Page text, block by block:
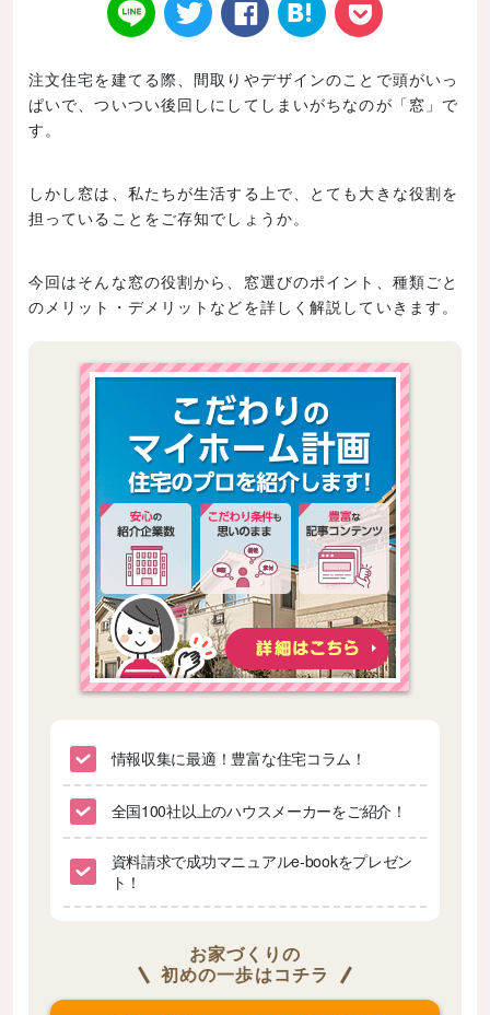
LINE Twitt Face はてなブ
ク
Poke
注文住宅を建てる際、間取りやデザインのことで頭がいっ
ぱいで、ついつい後回しにしてしまいがちなのが「窓」で
す。
しかし窓は、私たちが生活する上で、とても大きな役割を
担っていることをご存知でしょうか。
今回はそんな窓の役割から、窓選びのポイント、種類ごと
のメリット・デメリットなどを詳しく解説していきます。
情報収集に最適！豊富な住宅コラム！
全国100社以上のハウスメーカーをご紹介！
資料請求で成功マニュアルe-bookをプレゼン
ト！
お家づくりの
初めの一歩はコチラ